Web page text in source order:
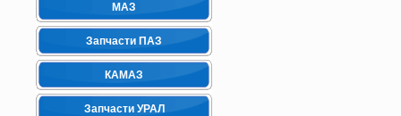
МАЗ
Запчасти ПАЗ
КАМАЗ
Запчасти УРАЛ